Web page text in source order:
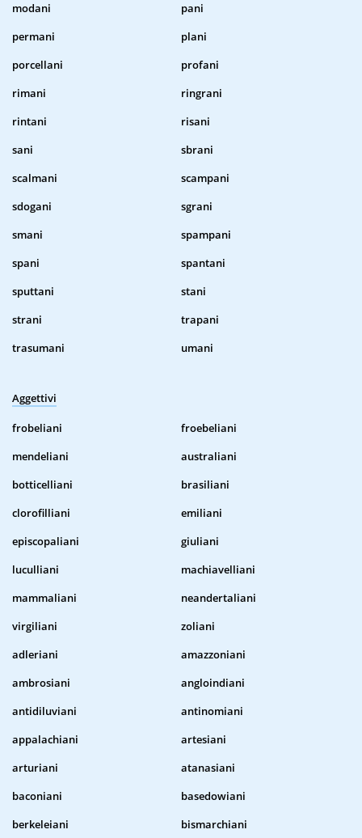
modani
pani
permani
plani
porcellani
profani
rimani
ringrani
rintani
risani
sani
sbrani
scalmani
scampani
sdogani
sgrani
smani
spampani
spani
spantani
sputtani
stani
strani
trapani
trasumani
umani
Aggettivi
frobeliani
froebeliani
mendeliani
australiani
botticelliani
brasiliani
clorofilliani
emiliani
episcopaliani
giuliani
luculliani
machiavelliani
mammaliani
neandertaliani
virgiliani
zoliani
adleriani
amazzoniani
ambrosiani
angloindiani
antidiluviani
antinomiani
appalachiani
artesiani
arturiani
atanasiani
baconiani
basedowiani
berkeleiani
bismarchiani